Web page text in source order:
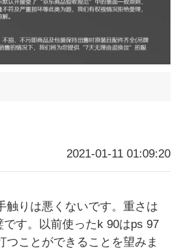
2021-01-11 01:09:20
触りは悪くないです。重さは
す。以前使ったk 90はps 97
つことができることを望みま